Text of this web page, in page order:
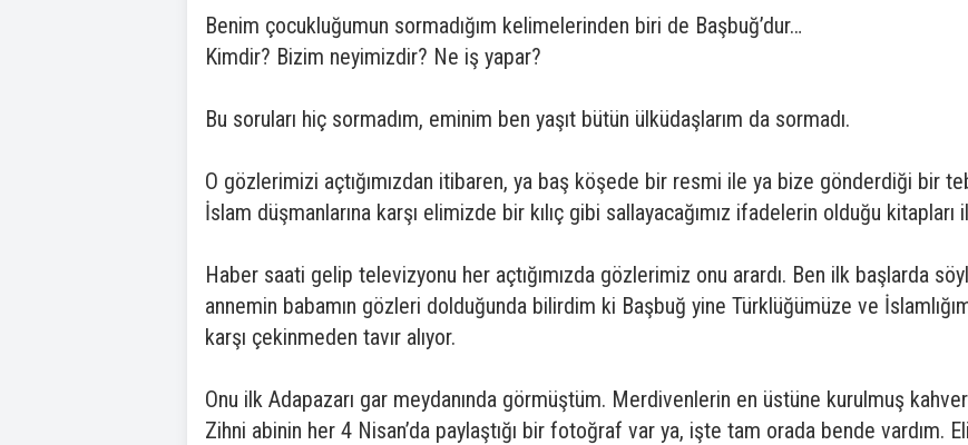
Benim çocukluğumun sormadığım kelimelerinden biri de Başbuğ’dur…
Kimdir? Bizim neyimizdir? Ne iş yapar?
Bu soruları hiç sormadım, eminim ben yaşıt bütün ülküdaşlarım da sormadı.
O gözlerimizi açtığımızdan itibaren, ya baş köşede bir resmi ile ya bize gönderdiği bir
İslam düşmanlarına karşı elimizde bir kılıç gibi sallayacağımız ifadelerin olduğu
Haber saati gelip televizyonu her açtığımızda gözlerimiz onu arardı. Ben ilk başlarda
annemin babamın gözleri dolduğunda bilirdim ki Başbuğ yine Türklüğümüze ve
karşı çekinmeden tavır alıyor.
Onu ilk Adapazarı gar meydanında görmüştüm. Merdivenlerin en üstüne kurulmuş
Zihni abinin her 4 Nisan’da paylaştığı bir fotoğraf var ya, işte tam orada bende vardım.